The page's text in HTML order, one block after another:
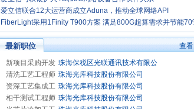
爱立信联合12大运营商成立Aduna，推动全球网络API
FiberLight采用1Finity T900方案 满足800G超算需求并节能